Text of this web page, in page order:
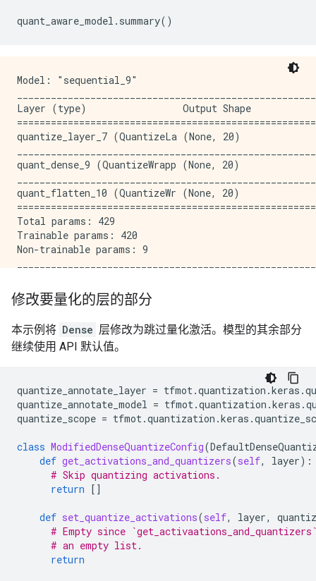
quant_aware_model . summary()
Model: "sequential_9"
Layer (type)                 Output Shape
quantize_layer_7 (QuantizeLa (None, 20)
quant_dense_9 (QuantizeWrapp (None, 20)
quant_flatten_10 (QuantizeWr (None, 20)
Total params: 429
Trainable params: 420
Non-trainable params: 9
修改要量化的层的部分
本示例将 Dense 层修改为跳过量化激活。模型的其余部分
继续使用 API 默认值。
quantize_annotate_layer = tfmot.quantization .keras .
quantize_annotate_model = tfmot.quantization .keras .
quantize_scope = tfmot.quantization .keras .
class ModifiedDenseQuantizeConfig(
def get_activations_and_quantizers(self, layer):
# Skip quantizing activations.
return []
def set_quantize_activations(self, layer,
# Empty since
# an empty list.
return